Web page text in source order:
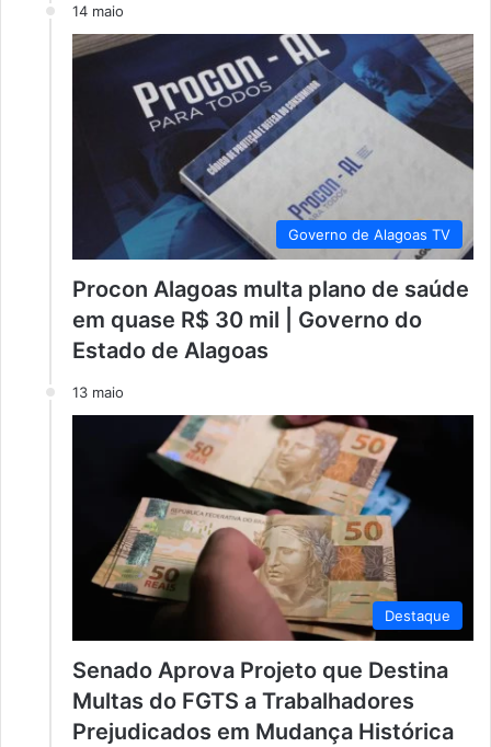
14 maio
Governo de Alagoas TV
Procon Alagoas multa plano de saúde
em quase R$ 30 mil | Governo do
Estado de Alagoas
13 maio
Destaque
Senado Aprova Projeto que Destina
Multas do FGTS a Trabalhadores
Prejudicados em Mudança Histórica